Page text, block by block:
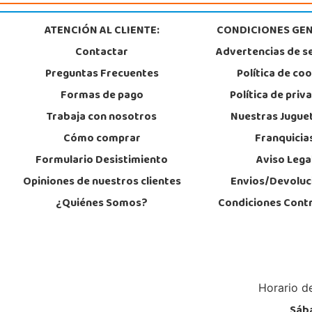
ATENCIÓN AL CLIENTE:
Contactar
Preguntas Frecuentes
Formas de pago
Trabaja con nosotros
Cómo comprar
Formulario Desistimiento
Opiniones de nuestros clientes
¿Quiénes Somos?
CONDICIONES
Advertencias de
Política de
Política de
Nuestras
Aviso
Envios/
Condiciones
Horario